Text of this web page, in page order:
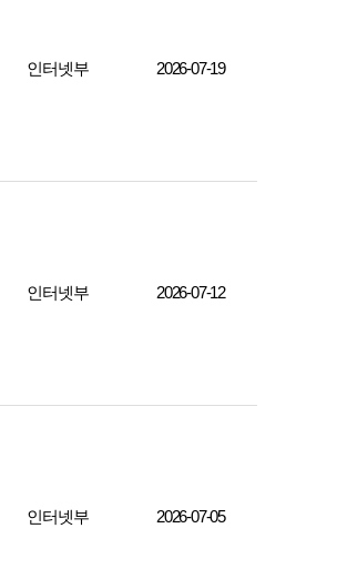
인터넷부 2026-07-19
인터넷부 2026-07-12
인터넷부 2026-07-05